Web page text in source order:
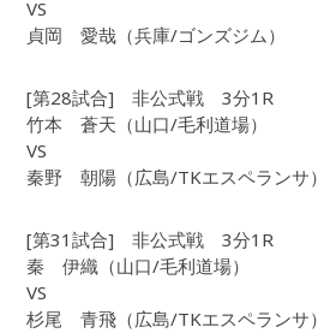
VS
貞岡 愛哉（兵庫/ゴンズジム）
[第28試合] 非公式戦 3分1R
竹本 蒼天（山口/毛利道場）
VS
秦野 朝陽（広島/TKエスペランサ）
[第31試合] 非公式戦 3分1R
秦 伊織（山口/毛利道場）
VS
杉尾 青飛（広島/TKエスペランサ）